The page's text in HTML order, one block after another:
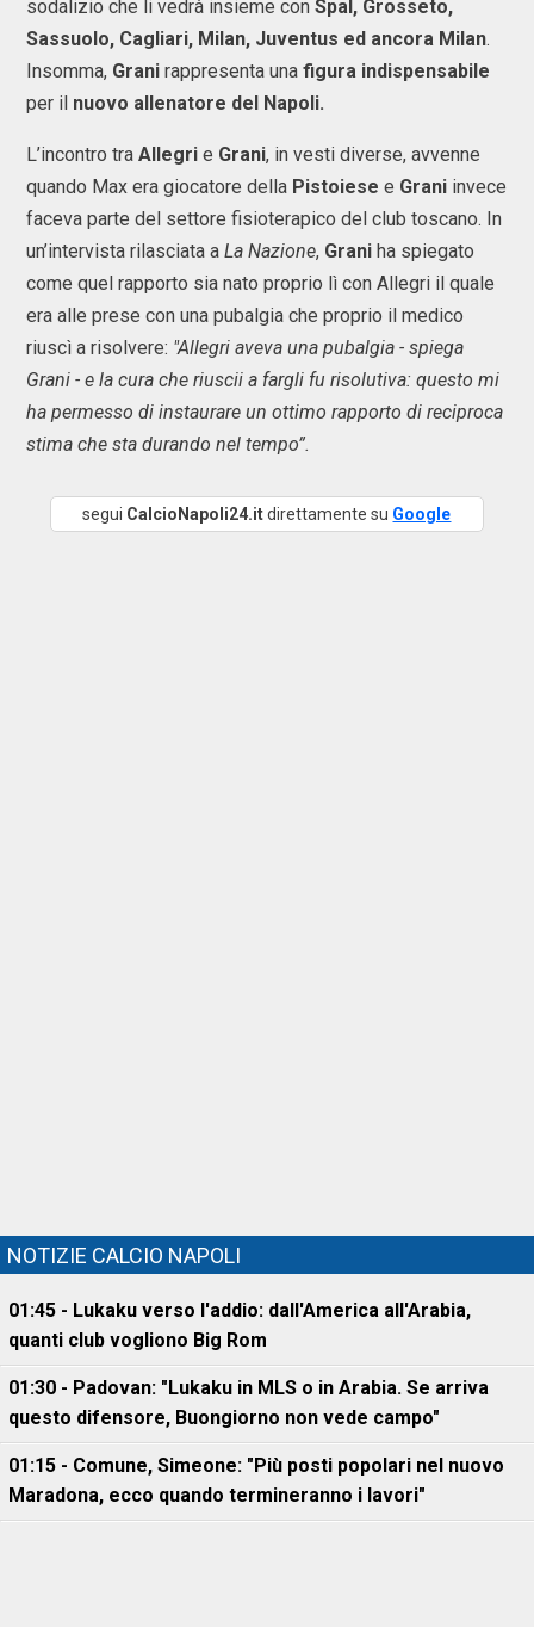
sodalizio che li vedrà insieme con Spal, Grosseto,
Sassuolo, Cagliari, Milan, Juventus ed ancora Milan.
Insomma, Grani rappresenta una figura indispensabile
per il nuovo allenatore del Napoli.
L’incontro tra Allegri e Grani, in vesti diverse, avvenne
quando Max era giocatore della Pistoiese e Grani invece
faceva parte del settore fisioterapico del club toscano. In
un’intervista rilasciata a La Nazione, Grani ha spiegato
come quel rapporto sia nato proprio lì con Allegri il quale
era alle prese con una pubalgia che proprio il medico
riuscì a risolvere: "Allegri aveva una pubalgia - spiega
Grani - e la cura che riuscii a fargli fu risolutiva: questo mi
ha permesso di instaurare un ottimo rapporto di reciproca
stima che sta durando nel tempo”.
segui CalcioNapoli24.itdirettamente su Google
NOTIZIE CALCIO NAPOLI
01:45 - Lukaku verso l'addio: dall'America all'Arabia,
quanti club vogliono Big Rom
01:30 - Padovan: "Lukaku in MLS o in Arabia. Se arriva
questo difensore, Buongiorno non vede campo"
01:15 - Comune, Simeone: "Più posti popolari nel nuovo
Maradona, ecco quando termineranno i lavori"